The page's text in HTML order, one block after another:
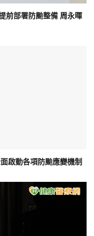
前部署防颱整備 周永暉
啟動各項防颱應變機制